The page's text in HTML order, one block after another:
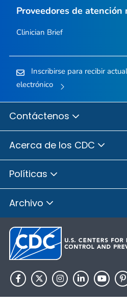
Proveedores de atención
Clinician Brief
Inscribirse para recibir
electrónico
Contáctenos
Acerca de los CDC
Políticas
Archivo